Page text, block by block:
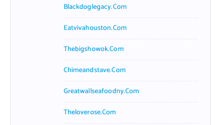
Blackdoglegacy.com
Eatvivahouston.com
Thebigshowok.com
Chimeandstave.com
Greatwallseafoodny.com
Theloverose.com